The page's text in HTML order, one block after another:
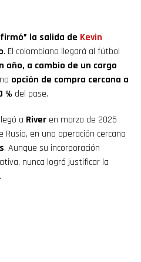
la salida de Kevin
. El colombiano llegará al fútbol
año, a cambio de un cargo
opción de compra cercana a
% del pase.
llegó a River en marzo de 2025
Rusia, en una operación cercana
. Aunque su incorporación
nunca logró justificar la